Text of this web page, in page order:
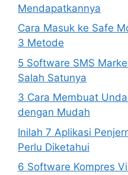
Mendapatkannya
Cara Masuk ke Safe
3 Metode
5 Software SMS
Salah Satunya
3 Cara Membuat
dengan Mudah
Inilah 7 Aplikasi
Perlu Diketahui
6 Software Kompres